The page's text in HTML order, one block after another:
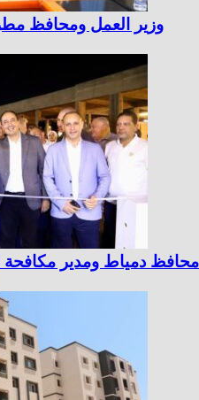
وزير العمل ومحافظ
محافظ دمياط ومدير مكافحة